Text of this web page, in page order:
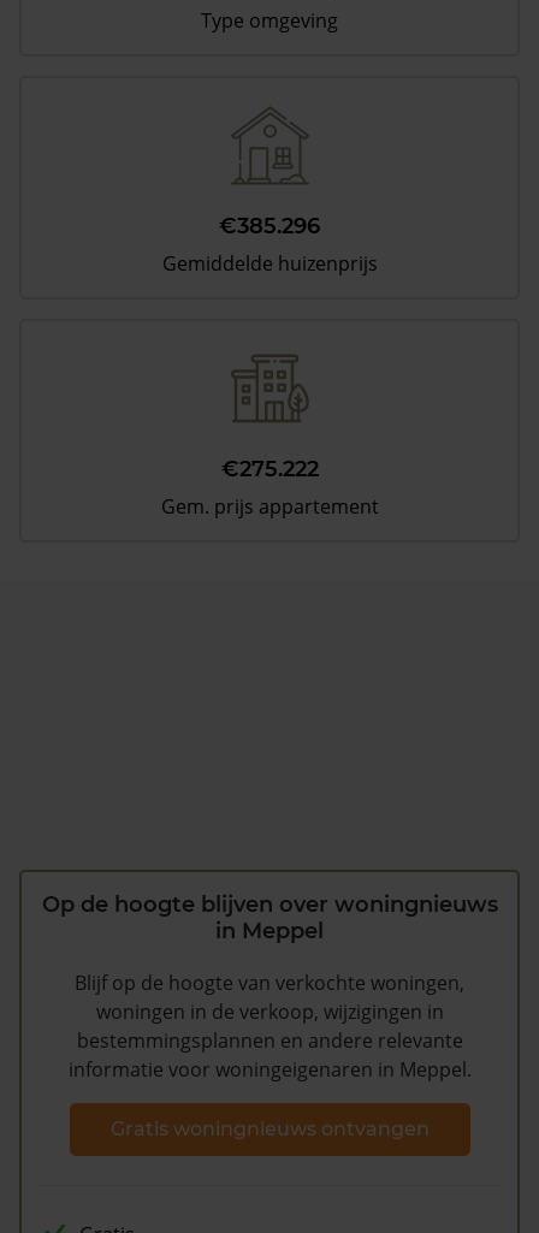
Type omgeving
€385.296
Gemiddelde huizenprijs
€275.222
Gem. prijs appartement
Op de hoogte blijven over woningnieuws
in Meppel
Blijf op de hoogte van verkochte woningen,
woningen in de verkoop, wijzigingen in
bestemmingsplannen en andere relevante
informatie voor woningeigenaren in Meppel.
Gratis woningnieuws ontvangen